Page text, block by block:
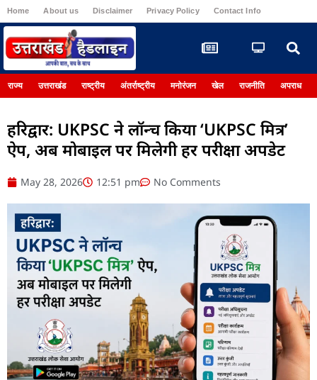
Home About us Disclaimer Privacy Policy Contact Info
राज्य उत्तराखंड राष्ट्रीय अंतर्राष्ट्रीय मनोरंजन खेल राजनीति अपराध
हरिद्वार: UKPSC ने लॉन्च किया ‘UKPSC मित्र’
ऐप, अब मोबाइल पर मिलेगी हर परीक्षा अपडेट
May 28, 2026 12:51 pm No Comments